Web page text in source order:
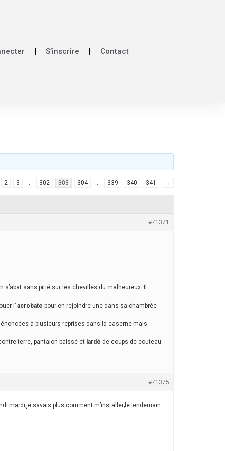
S’inscrire Contact
2 3 … 302 303 304 … 339 340 341 →
#71371
s’abat sans pitié sur les chevilles du malheureux. Il
l’ acrobate pour en rejoindre une dans sa chambrée
à plusieurs reprises dans la caserne mais
terre, pantalon baissé et lardé de coups de couteau.
#71375
mardi;je savais plus comment m’installer;le lendemain